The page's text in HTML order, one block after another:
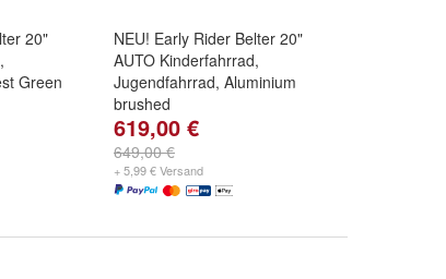
20"
Green
NEU! Early Rider Belter 20"
AUTO Kinderfahrrad,
Jugendfahrrad, Aluminium
brushed
619,00 €
649,00 €
+ 5,99 € Versand